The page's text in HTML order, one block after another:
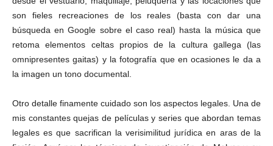
son fieles recreaciones de los reales (basta con dar una
búsqueda en Google sobre el caso real) hasta la música que
retoma elementos celtas propios de la cultura gallega (las
omnipresentes gaitas) y la fotografía que en ocasiones le da a
la imagen un tono documental.
Otro detalle finamente cuidado son los aspectos legales. Una de
mis constantes quejas de películas y series que abordan temas
legales es que sacrifican la verisimilitud jurídica en aras de la